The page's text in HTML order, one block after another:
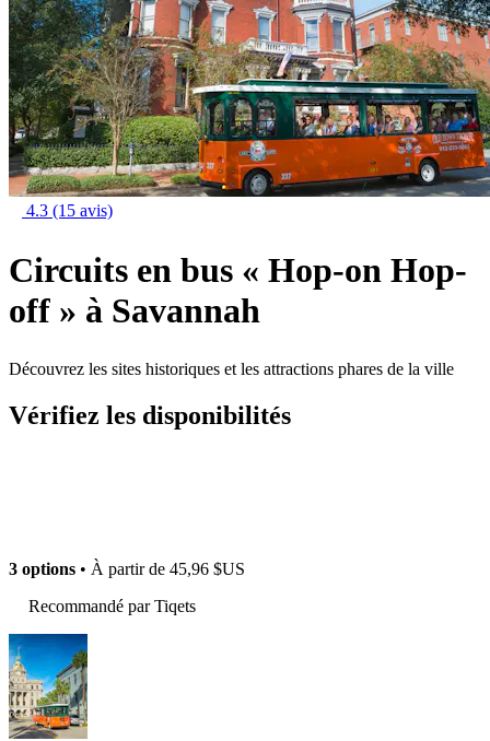
4.3 (15 avis)
Circuits en bus « Hop-on Hop-
off » à Savannah
Découvrez les sites historiques et les attractions phares de la ville
Vérifiez les disponibilités
3 options • À partir de 45,96 $US
Recommandé par Tiqets